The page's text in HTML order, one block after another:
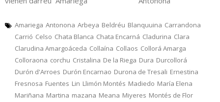
Amariega Antonona Arbeya Beldréu Blanquuina Carrandona
Carrió Celso Chata Blanca Chata Encarná Cladurina Clara
Clarudina Amargoáceda Collaína Collaos Collorá Amarga
Colloraona corchu Cristalina De la Riega Dura Durcollorá
Durón d'Arroes Durón Encarnao Durona de Tresali Ernestina
Fresnosa Fuentes Lin Llimón Montés Madiedo María Elena
Mariñana Martina mazana Meana Miyeres Montés de Flor